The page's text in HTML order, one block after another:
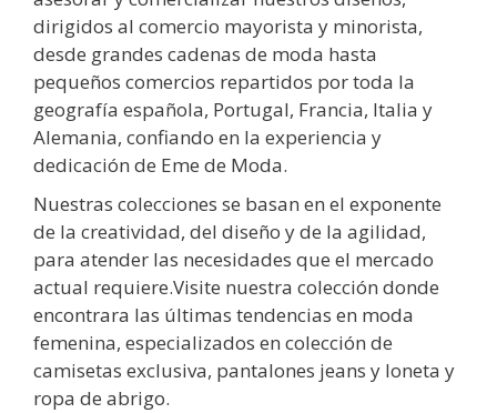
dirigidos al comercio mayorista y minorista,
desde grandes cadenas de moda hasta
pequeños comercios repartidos por toda la
geografía española, Portugal, Francia, Italia y
Alemania, confiando en la experiencia y
dedicación de Eme de Moda.
Nuestras colecciones se basan en el exponente
de la creatividad, del diseño y de la agilidad,
para atender las necesidades que el mercado
actual requiere.Visite nuestra colección donde
encontrara las últimas tendencias en moda
femenina, especializados en colección de
camisetas exclusiva, pantalones jeans y loneta y
ropa de abrigo.